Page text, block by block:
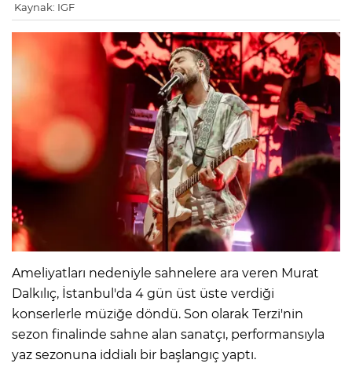
Kaynak: IGF
Ameliyatları nedeniyle sahnelere ara veren Murat
Dalkılıç, İstanbul'da 4 gün üst üste verdiği
konserlerle müziğe döndü. Son olarak Terzi'nin
sezon finalinde sahne alan sanatçı, performansıyla
yaz sezonuna iddialı bir başlangıç yaptı.